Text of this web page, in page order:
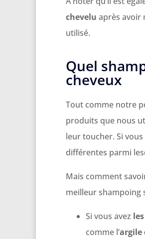
chevelu après avoir
utilisé.
Quel
cheveux
Tout comme notre
produits que nous
leur toucher. Si vous
différentes parmi
Mais comment
meilleur shampoing
Si vous avez
comme l’argile